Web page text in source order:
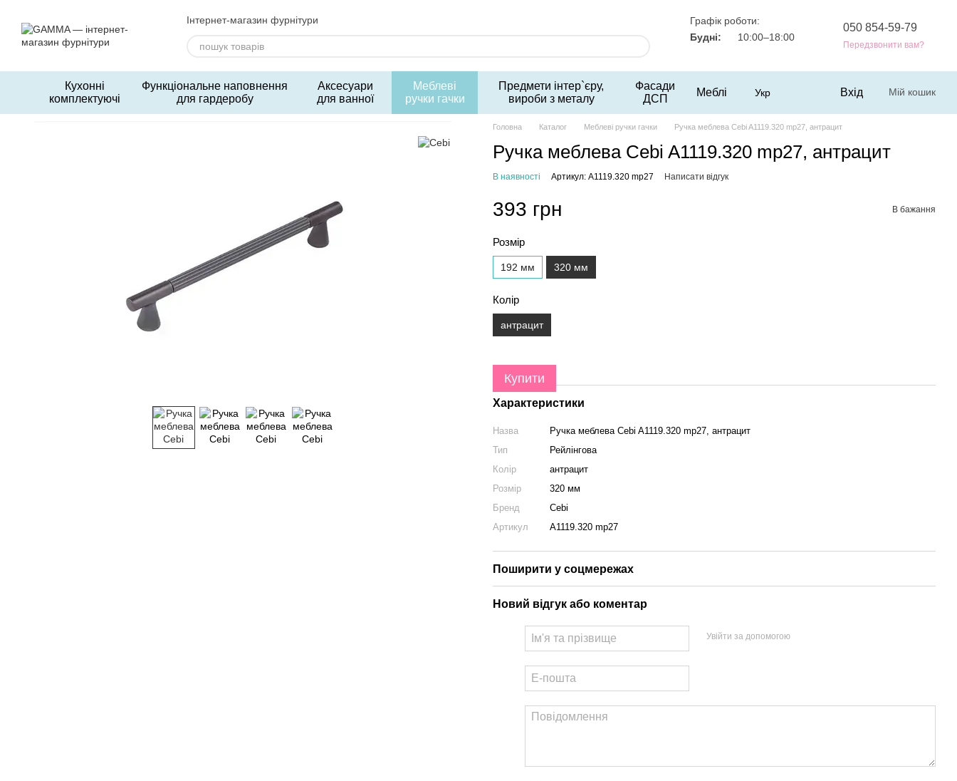
Інтернет-магазин фурнітури
Графік роботи:
Будні:
10:00–18:00
050 854-59-79
Передзвонити вам?
Кухонні
комплектуючі
Функціональне наповнення
для гардеробу
Аксесуари
для ванної
Меблеві
ручки гачки
Предмети інтер`єру,
вироби з металу
Фасади
ДСП
Меблі Укр Вхід Мій кошик
Головна Каталог Меблеві ручки гачки Ручка меблева Cebi A1119.320 mp27, антрацит
Ручка меблева Cebi A1119.320 mp27, антрацит
В наявності Артикул: A1119.320 mp27 Написати відгук
393 грн В бажання
Розмір
192 мм 320 мм
Колір
антрацит
Купити
Характеристики
Назва
Ручка меблева Cebi A1119.320 mp27, антрацит
Тип
Рейлінгова
Колір
антрацит
Розмір
320 мм
Бренд
Cebi
Артикул
A1119.320 mp27
Поширити у соцмережах
Новий відгук або коментар
Увійти за допомогою